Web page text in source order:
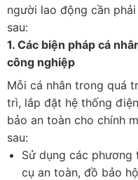
người lao động cần
sau:
1. Các biện pháp cá
công nghiệp
Mỗi cá nhân trong quá
trì, lắp đặt hệ thống
bảo an toàn cho chính
sau:
Sử dụng các phương
cụ an toàn, đồ bảo